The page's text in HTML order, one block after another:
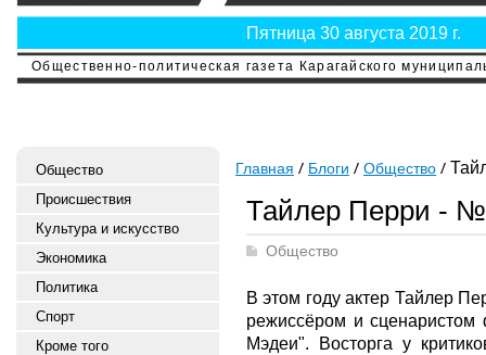
Общественно-политическая газета Карагайского
Пятница 30 августа 2019 г.
Общество
Происшествия
Культура и искусство
Экономика
Политика
Спорт
Кроме того
Главная Блоги Общество
Тайлер Перри - №
Общество
В этом году актер Тайлер
режиссёром и
Мэдеи". Восторга у